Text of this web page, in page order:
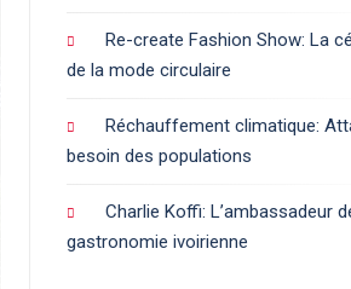
Re-create Fashion Show: La
de la mode circulaire
Réchauffement climatique:
besoin des populations
Charlie Koffi: L’ambassadeur
gastronomie ivoirienne